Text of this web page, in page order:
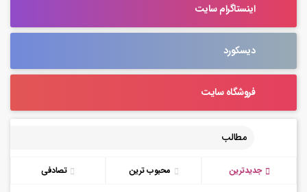
اینستاگرام سایت
دیسکورد
فروشگاه سایت
مطالب
جدیدترین محبوب ترین تصادفی